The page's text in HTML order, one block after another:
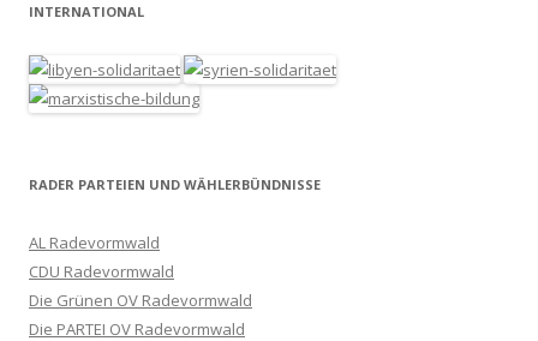
INTERNATIONAL
RADER PARTEIEN UND WÄHLERBÜNDNISSE
AL Radevormwald
CDU Radevormwald
Die Grünen OV Radevormwald
Die PARTEI OV Radevormwald